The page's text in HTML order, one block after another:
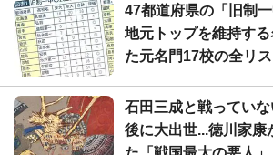
47都道府県の「旧制
地元トップを維持す
た元名門17校の全リス
石田三成と戦ってい
後に大出世...徳川家康